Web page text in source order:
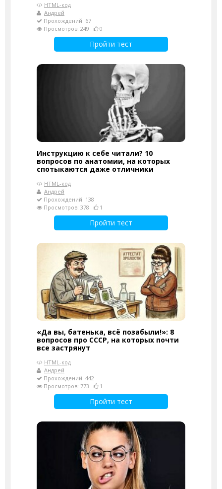
HTML-код
Андрей
Прохождений: 67
Просмотров: 249
0
Пройти тест
Инструкцию к себе читали? 10
вопросов по анатомии, на которых
спотыкаются даже отличники
HTML-код
Андрей
Прохождений: 138
Просмотров: 378
1
Пройти тест
«Да вы, батенька, всё позабыли!»: 8
вопросов про СССР, на которых почти
все застрянут
HTML-код
Андрей
Прохождений: 442
Просмотров: 773
1
Пройти тест